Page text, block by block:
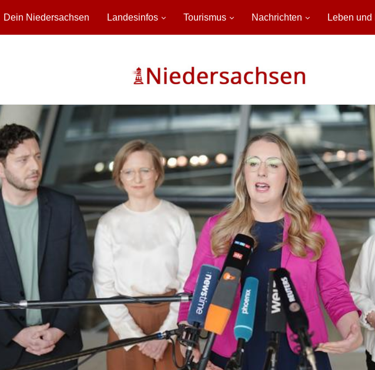
Dein Niedersachsen Landesinfos Tourismus Nachrichten Leben